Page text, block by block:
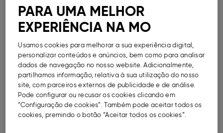
Guia de Tamanhos
Métodos de Pagamento Seguros
DESCRIÇÃO
Sobrecamisa de ganga para menina, confecionada
PARA UMA MELHOR
EXPERIÊNCIA NA MO
Usamos cookies para melhorar a sua experiência digital,
personalizar conteúdos e anúncios, bem como para analisar
dados de navegação no nosso website. Adicionalmente,
partilhamos informação, relativa à sua utilização do nosso
site, com parceiros externos de publicidade e de análise.
Pode configurar ou recusar os cookies clicando em
“Configuração de cookies”. Também pode aceitar todos os
cookies, premindo o botão “Aceitar todos os cookies”.